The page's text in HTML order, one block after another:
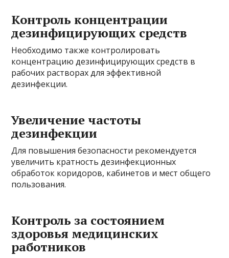
Контроль концентрации
дезинфицирующих средств
Необходимо также контролировать
концентрацию дезинфицирующих средств в
рабочих растворах для эффективной
дезинфекции.
Увеличение частоты
дезинфекции
Для повышения безопасности рекомендуется
увеличить кратность дезинфекционных
обработок коридоров, кабинетов и мест общего
пользования.
Контроль за состоянием
здоровья медицинских
работников